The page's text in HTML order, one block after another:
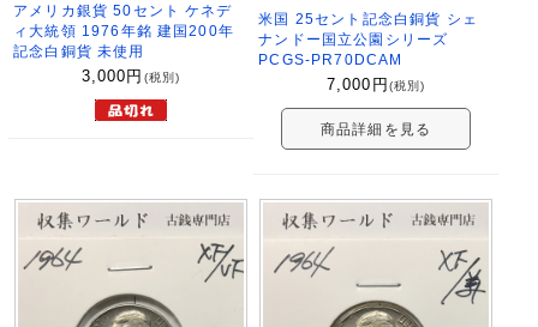
アメリカ銀貨 50セント ケネデ
ィ大統領 1976年銘 建国200年
記念白銅貨 未使用
3,000 円 (税別)
米国 25セント記念白銅貨 シェ
ナンドー国立公園シリーズ
PCGS-PR70DCAM
7,000 円 (税別)
商品詳細を見る